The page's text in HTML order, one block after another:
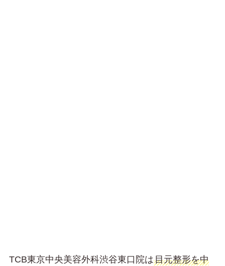
TCB東京中央美容外科渋谷東口院は目元整形を中